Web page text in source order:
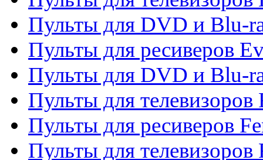
Пульты для DVD и Blu-
Пульты для ресиверов
Пульты для DVD и Blu-
Пульты для телевизоров
Пульты для ресиверов
Пульты для